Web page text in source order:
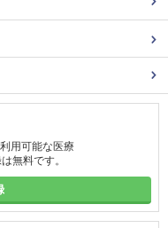
用可能な医療
無料です。